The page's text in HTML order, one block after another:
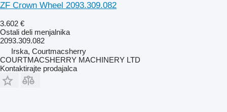
ZF Crown Wheel 2093.309.082
3.602 €
Ostali deli menjalnika
2093.309.082
Irska, Courtmacsherry
COURTMACSHERRY MACHINERY LTD
Kontaktirajte prodajalca